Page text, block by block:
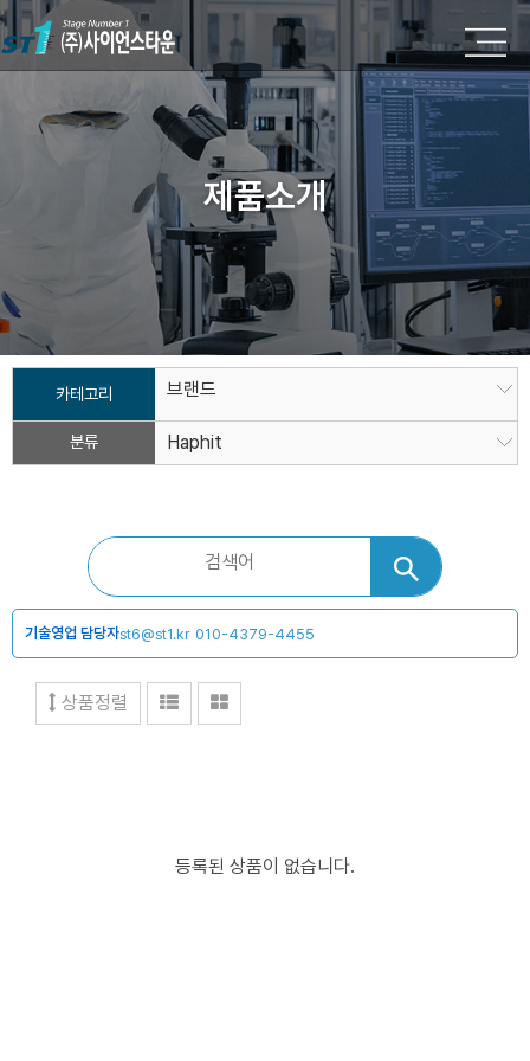
제품소개
카테고리 브랜드
분류 Haphit
기술영업 담당자st6@st1.kr 010-4379-4455
상품정렬
등록된 상품이 없습니다.